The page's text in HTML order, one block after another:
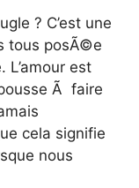
? C’est une
tous posÃ©e
L’amour est
Ã faire
cela signifie
nous